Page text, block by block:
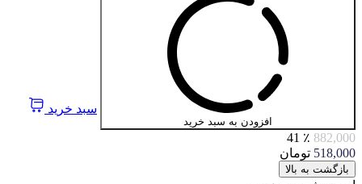
افزودن به سبد خرید
سبد خرید
882,000 ٪ 41
518,000 تومان
بازگشت به بالا